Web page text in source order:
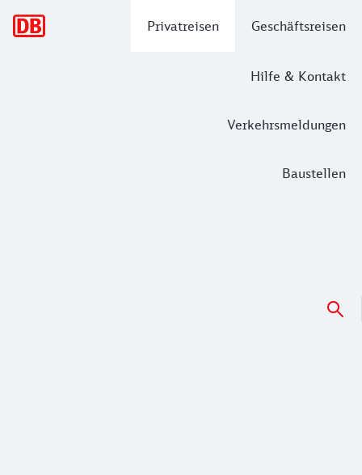
Privatreisen Geschäftsreisen
Hilfe & Kontakt
Verkehrsmeldungen
Baustellen